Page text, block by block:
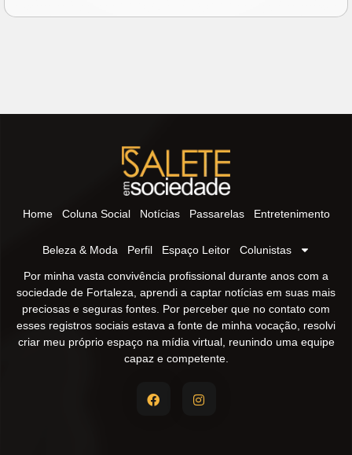
Home Coluna Social Notícias Passarelas Entretenimento
Beleza & Moda Perfil Espaço Leitor Colunistas
Por minha vasta convivência profissional durante anos com a
sociedade de Fortaleza, aprendi a captar notícias em suas mais
preciosas e seguras fontes. Por perceber que no contato com
esses registros sociais estava a fonte de minha vocação, resolvi
criar meu próprio espaço na mídia virtual, reunindo uma equipe
capaz e competente.